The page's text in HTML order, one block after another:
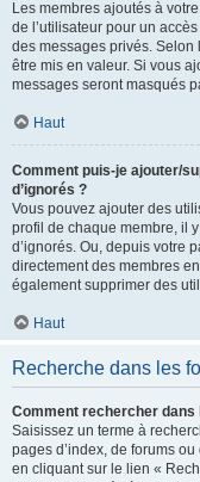
Les membres ajoutés à
de l’utilisateur pour un
des messages privés.
être mis en valeur. Si vous
messages seront masqués
Haut
Comment puis-je ajouter/
d’ignorés ?
Vous pouvez ajouter des
profil de chaque membre, il
d’ignorés. Ou, depuis votre
directement des membres
également supprimer des
Haut
Recherche dans les
Comment rechercher dans
Saisissez un terme à
pages d’index, de forums
en cliquant sur le lien «